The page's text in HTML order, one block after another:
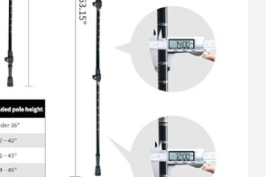
problème avec la
qualité du produit, nous
sommes prêts à le
retourner pour un
service d'échange ou
une garantie de
remboursement.